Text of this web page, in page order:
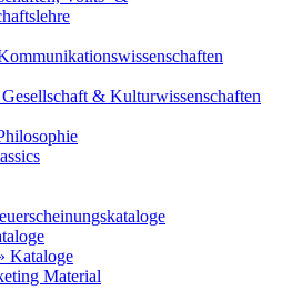
& Kulturwissenschaften
Kataloge
Material